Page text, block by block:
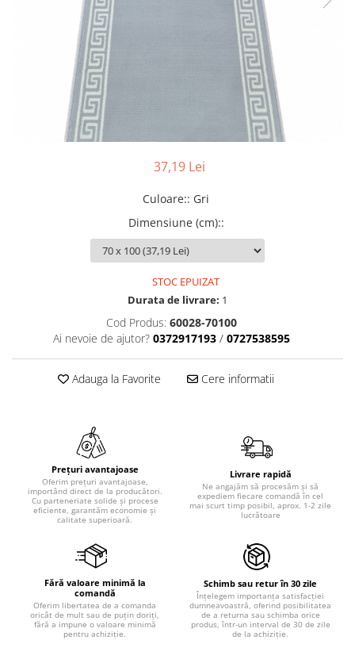
37,19 Lei
Culoare:: Gri
Dimensiune (cm)::
STOC EPUIZAT
Durata de livrare: 1
Cod Produs: 60028-70100
Ai nevoie de ajutor? 0372917193 / 0727538595
Adauga la Favorite Cere informatii
Prețuri avantajoase
Oferim prețuri avantajoase,
importând direct de la producători.
Cu parteneriate solide și procese
eficiente, garantăm economie și
calitate superioară.
Livrare rapidă
Ne angajăm să procesăm și să
expediem fiecare comandă în cel
mai scurt timp posibil, aprox. 1-2 zile
lucrătoare
Fără valoare minimă la
comandă
Oferim libertatea de a comanda
oricât de mult sau de puțin doriți,
fără a impune o valoare minimă
pentru achiziție.
Schimb sau retur în 30 zile
Înțelegem importanța satisfacției
dumneavoastră, oferind posibilitatea
de a returna sau schimba orice
produs, într-un interval de 30 de zile
de la achiziție.